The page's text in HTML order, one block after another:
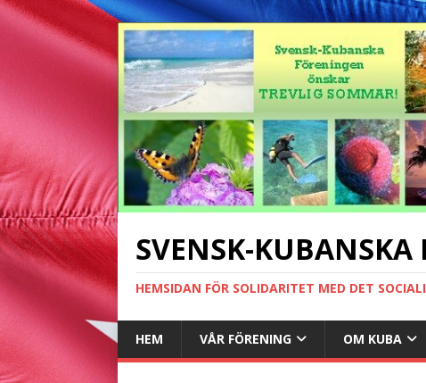
SVENSK-KUBANSKA
HEMSIDAN FÖR SOLIDARITET MED DET
HEM VÅR FÖRENING OM KUBA